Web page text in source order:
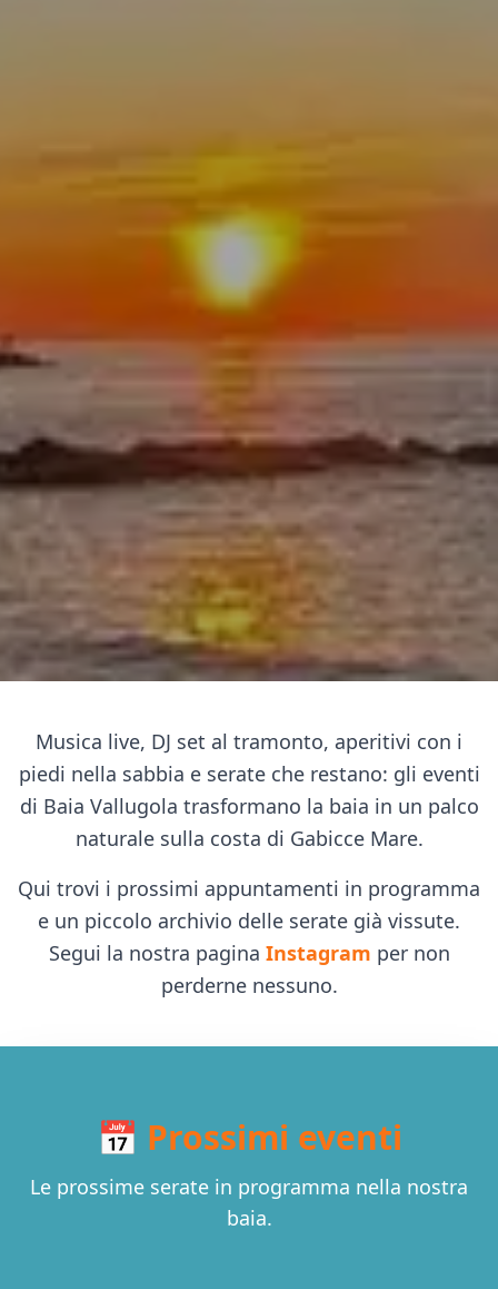
Musica live, DJ set al tramonto, aperitivi con i
piedi nella sabbia e serate che restano: gli eventi
di Baia Vallugola trasformano la baia in un palco
naturale sulla costa di Gabicce Mare.
Qui trovi i prossimi appuntamenti in programma
e un piccolo archivio delle serate già vissute.
Segui la nostra pagina Instagram per non
perderne nessuno.
📅 Prossimi eventi
Le prossime serate in programma nella nostra
baia.